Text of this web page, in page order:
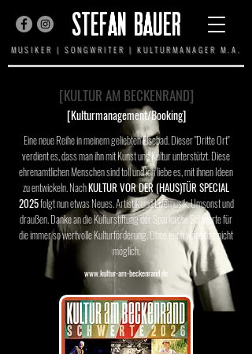
MUSIKER | SONGWRITER | KULTURMANAGER M.A.
STEFAN BAUER
[KULTUR AM BECKENRAND]
[Kulturmanagement/Booking]
Eine neue Reihe in meinem geliebten Elsebad. Dieser "Dritte Ort"
verdient es, dass man ihn mit Kunst und Kultur unterstützt. Diese
ehrenamtlichen Menschen sind toll und ich liebe es, mit ihnen Ideen
zu entwickeln. NachKULTUR VOR DER (HAUS)TÜR SPECIAL
2025folgt nun etwas Neues. Artistik und Livemusik. Umsonst und
draußen.Danke an die Kulturstiftung der Sparkasse Schwerte für
die immer so wertvolle Kulturförderung. Ohne euch wäre das nicht
möglich.
www.kultur-am-beckenrand.de